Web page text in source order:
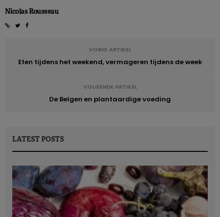
Nicolas Rousseau
VORIG ARTIKEL
Eten tijdens het weekend, vermageren tijdens de week
VOLGENDE ARTIKEL
De Belgen en plantaardige voeding
LATEST POSTS